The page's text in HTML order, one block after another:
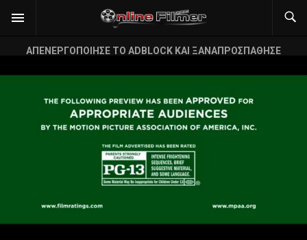
ΑΠΕΝΕΡΓΟΠΟΙΗΣΕ ΤΟ ADBLOCK ΚΑΙ ΞΑΝΑΠΡΟΣΠΑΘΗΣΕ